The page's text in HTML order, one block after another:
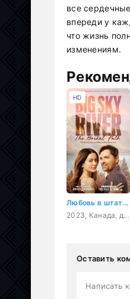
все
впереди у
что жизнь
изменениям.
Любовь в штате бескрайнего неба: свадебный путь
2023, Канада, драма, мелодрама
HD
Оставить
Написать